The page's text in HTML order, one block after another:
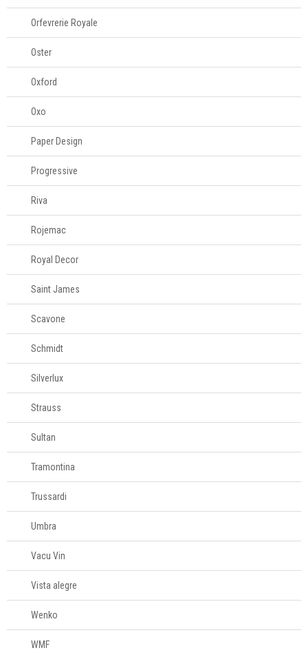
61
996588122
Orfevrerie Royale
Oster
Oxford
Oxo
Paper Design
Progressive
Riva
Rojemac
Royal Decor
Saint James
Scavone
Schmidt
Silverlux
Strauss
Sultan
Tramontina
Trussardi
Umbra
Vacu Vin
Vista alegre
Wenko
WMF